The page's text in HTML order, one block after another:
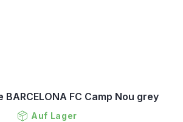
BARCELONA FC Camp Nou grey
Auf Lager